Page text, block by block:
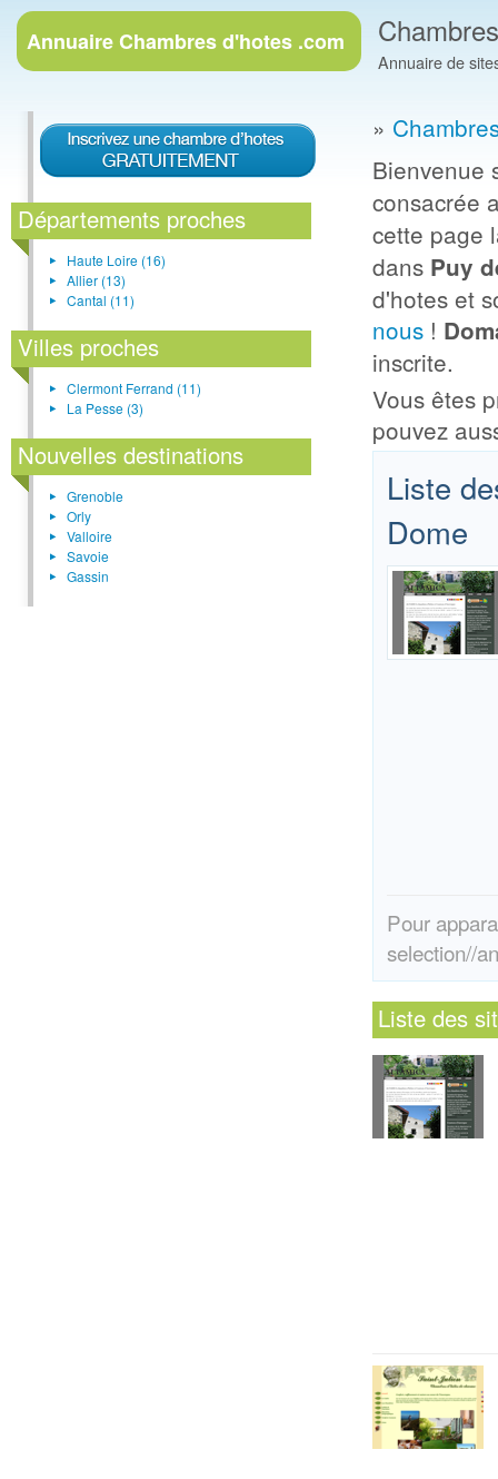
AnnuaireChambres d'hotes .com
Annuaire de
»
Bienvenue
consacrée
cette page
dans Puy
d'hotes et
nous !
inscrite.
Vous êtes
pouvez
Liste
Dome
Pour
selection//
Liste des
Départements proches
Haute Loire (16)
Allier (13)
Cantal (11)
Villes proches
Clermont Ferrand (11)
La Pesse (3)
Nouvelles destinations
Grenoble
Orly
Valloire
Savoie
Gassin